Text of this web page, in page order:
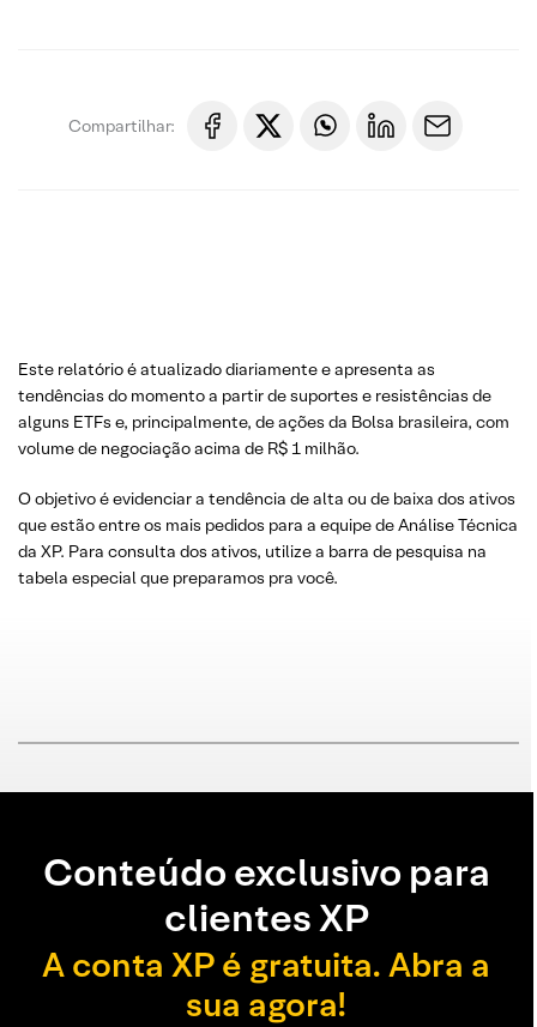
Compartilhar:
Este relatório é atualizado diariamente e apresenta as
tendências do momento a partir de suportes e resistências de
alguns ETFs e, principalmente, de ações da Bolsa brasileira, com
volume de negociação acima de R$ 1 milhão.
O objetivo é evidenciar a tendência de alta ou de baixa dos ativos
que estão entre os mais pedidos para a equipe de Análise Técnica
da XP. Para consulta dos ativos, utilize a barra de pesquisa na
tabela especial que preparamos pra você.
Conteúdo exclusivo para
clientes XP
A conta XP é gratuita. Abra a
sua agora!